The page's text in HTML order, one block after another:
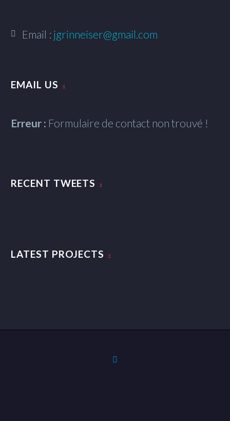
Email : jgrinneiser@gmail.com
EMAIL US
Erreur : Formulaire de contact non trouvé !
RECENT TWEETS
LATEST PROJECTS